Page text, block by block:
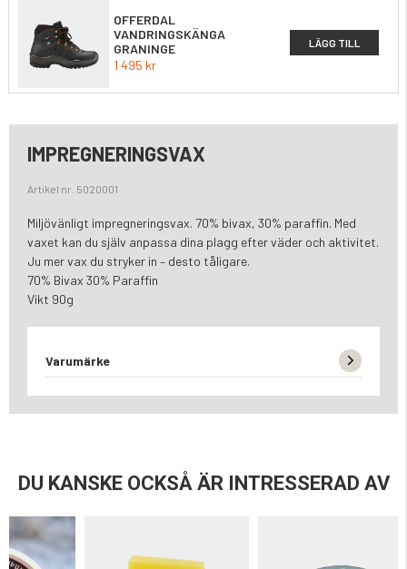
OFFERDAL
VANDRINGSKÄNGA
GRANINGE
1 495 kr
LÄGG TILL
IMPREGNERINGSVAX
Artikel nr. 5020001
Miljövänligt impregneringsvax. 70% bivax, 30% paraffin. Med
vaxet kan du själv anpassa dina plagg efter väder och aktivitet.
Ju mer vax du stryker in – desto tåligare.
70% Bivax 30% Paraffin
Vikt 90g
Varumärke
DU KANSKE OCKSÅ ÄR INTRESSERAD AV